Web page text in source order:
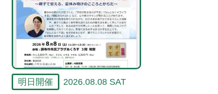
明日開催 2026.08.08 SAT